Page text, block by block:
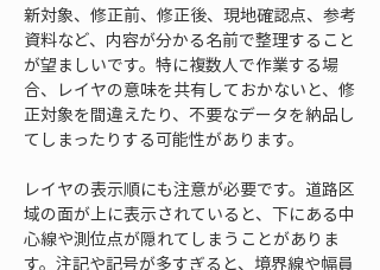
新対象、修正前、修正後、現地確認点、参考
資料など、内容が分かる名前で整理すること
が望ましいです。特に複数人で作業する場
合、レイヤの意味を共有しておかないと、修
正対象を間違えたり、不要なデータを納品し
てしまったりする可能性があります。
レイヤの表示順にも注意が必要です。道路区
域の面が上に表示されていると、下にある中
心線や測位点が隠れてしまうことがありま
す。注記や記号が多すぎると、境界線や幅員